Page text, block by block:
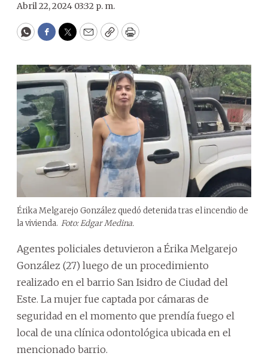
Abril 22, 2024 03:32 p. m.
WhatsApp
Facebook
Twitter
EmailCopyPrint
Érika Melgarejo González quedó detenida tras el incendio de
la vivienda. Foto: Edgar Medina.
Agentes policiales detuvieron a Érika Melgarejo
González (27) luego de un procedimiento
realizado en el barrio San Isidro de Ciudad del
Este. La mujer fue captada por cámaras de
seguridad en el momento que prendía fuego el
local de una clínica odontológica ubicada en el
mencionado barrio.